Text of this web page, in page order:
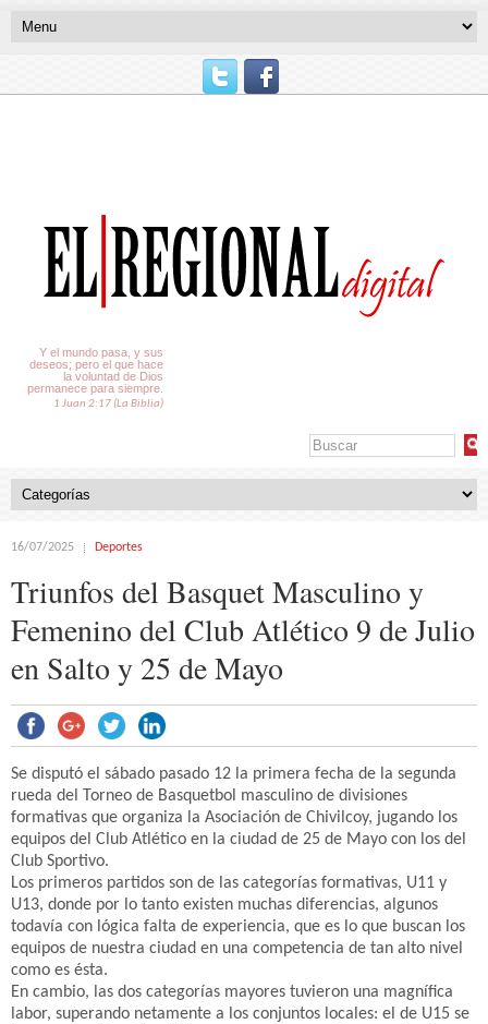
Y el mundo pasa, y sus
deseos; pero el que hace
la voluntad de Dios
permanece para siempre.
1 Juan 2:17 (La Biblia)
16/07/2025 Deportes
Triunfos del Basquet Masculino y
Femenino del Club Atlético 9 de Julio
en Salto y 25 de Mayo
Se disputó el sábado pasado 12 la primera fecha de la segunda
rueda del Torneo de Basquetbol masculino de divisiones
formativas que organiza la Asociación de Chivilcoy, jugando los
equipos del Club Atlético en la ciudad de 25 de Mayo con los del
Club Sportivo.
Los primeros partidos son de las categorías formativas, U11 y
U13, donde por lo tanto existen muchas diferencias, algunos
todavía con lógica falta de experiencia, que es lo que buscan los
equipos de nuestra ciudad en una competencia de tan alto nivel
como es ésta.
En cambio, las dos categorías mayores tuvieron una magnífica
labor, superando netamente a los conjuntos locales: el de U15 se